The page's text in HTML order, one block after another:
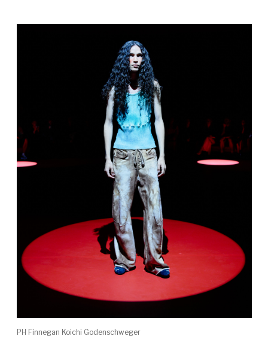
PH Finnegan Koichi Godenschweger